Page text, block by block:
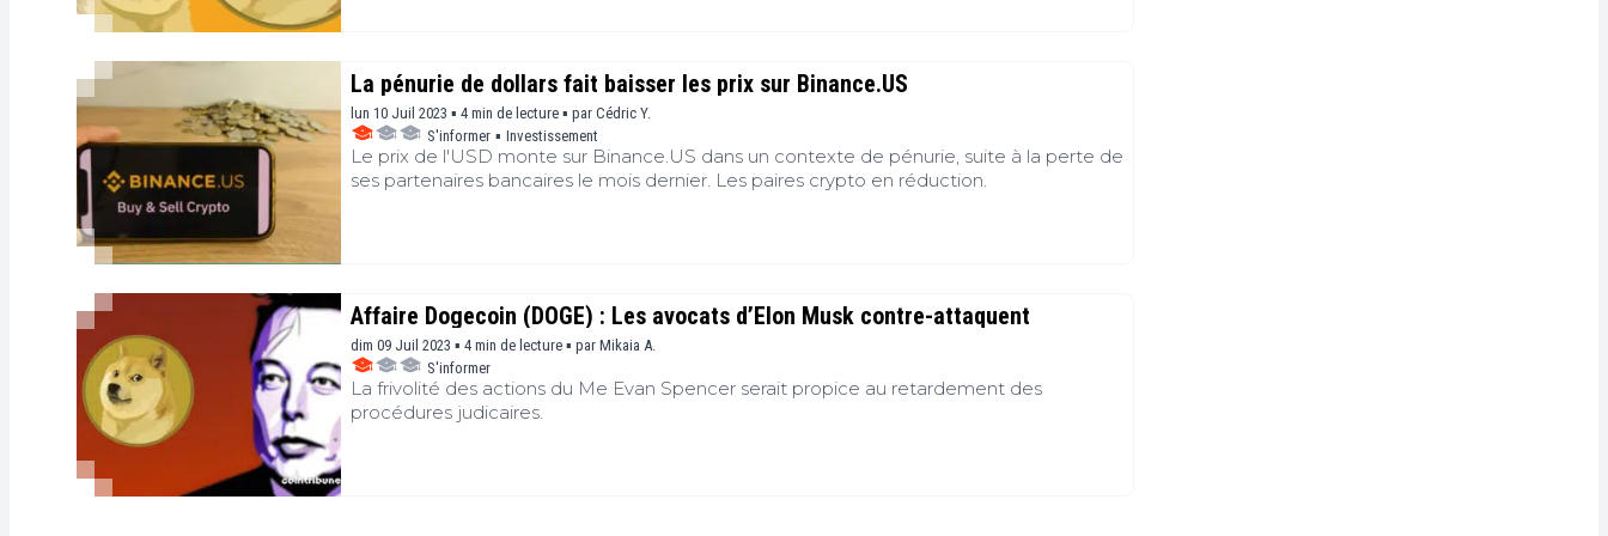
La pénurie de dollars fait baisser les prix sur Binance.US
lun 10 Juil 2023 ▪ 4 min de lecture ▪ par Cédric Y.
S'informer ▪ Investissement
Le prix de l'USD monte sur Binance.US dans un contexte de pénurie, suite à la perte de
ses partenaires bancaires le mois dernier. Les paires crypto en réduction.
Affaire Dogecoin (DOGE) : Les avocats d’Elon Musk contre-attaquent
dim 09 Juil 2023 ▪ 4 min de lecture ▪ par Mikaia A.
S'informer
La frivolité des actions du Me Evan Spencer serait propice au retardement des
procédures judicaires.